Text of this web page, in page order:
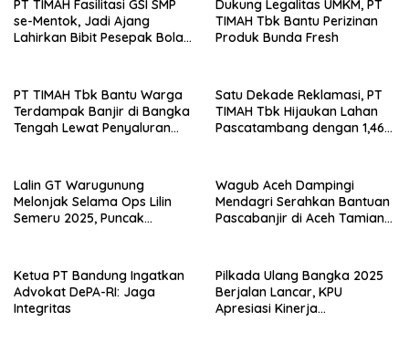
PT TIMAH Fasilitasi GSI SMP
se-Mentok, Jadi Ajang
Lahirkan Bibit Pesepak Bola
Dukung Legalitas UMKM, PT
TIMAH Tbk Bantu Perizinan
Produk Bunda Fresh
PT TIMAH Tbk Bantu Warga
Terdampak Banjir di Bangka
Tengah Lewat Penyaluran
Satu Dekade Reklamasi, PT
TIMAH Tbk Hijaukan Lahan
Pascatambang dengan 1,46
Lalin GT Warugunung
Melonjak Selama Ops Lilin
Semeru 2025, Puncak
Wagub Aceh Dampingi
Mendagri Serahkan Bantuan
Pascabanjir di Aceh Tamiang
Ketua PT Bandung Ingatkan
Advokat DePA-RI: Jaga
Integritas
Pilkada Ulang Bangka 2025
Berjalan Lancar, KPU
Apresiasi Kinerja